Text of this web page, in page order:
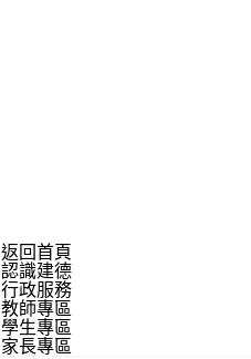
返回首頁
認識建德
行政服務
教師專區
學生專區
家長專區